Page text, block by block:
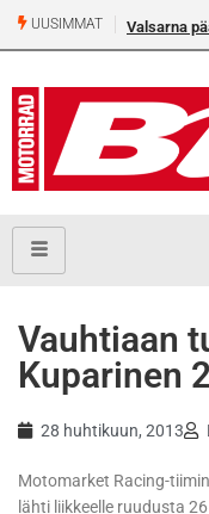
UUSIMMAT Valsarna
Vauhtiaan
Kuparinen
28 huhtikuun, 2013
Motomarket Racing-
lähti liikkeelle ruudusta